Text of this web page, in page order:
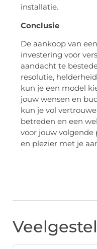
installatie.
Conclusie
De aankoop van
investering voor
aandacht te
resolutie,
kun je een model
jouw wensen en
kun je vol
betreden en een
voor jouw volgende
en plezier met je